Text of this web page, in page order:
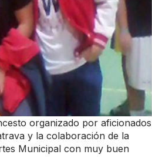
organizado por aficionados
y la colaboración de la
Municipal con muy buen